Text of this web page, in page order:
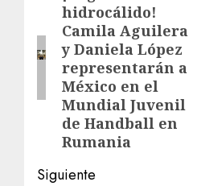
entradas
anterior:
hidrocálido!
Camila Aguilera
y Daniela López
representarán a
México en el
Mundial Juvenil
de Handball en
Rumania
Siguiente